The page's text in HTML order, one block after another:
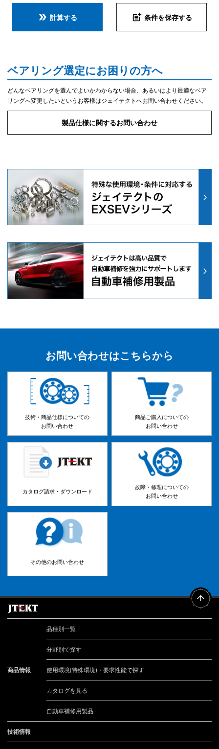
double_arrow 計算する post_add 条件を保存する
ベアリング選定にお困りの方へ
どんなベアリングを選んでよいかわからない場合、あるいはより最適なベア
リングへ変更したいというお客様はジェイテクトへお問い合わせください。
製品仕様に関するお問い合わせ
お問い合わせはこちらから
技術・商品仕様についての
お問い合わせ
商品ご購入についての
お問い合わせ
カタログ請求・ダウンロード
故障・修理についての
お問い合わせ
その他のお問い合わせ
商品情報
品種別一覧
分野別で探す
使用環境(特殊環境)・要求性能で探す
カタログを見る
自動車補修用製品
技術情報